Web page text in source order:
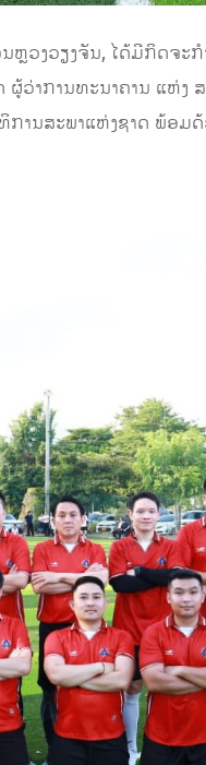
ວງວຽງຈັນ, ໄດ້ມີກິດຈະກ
ວ່າການທະນາຄານ ແຫ່ງ
ການສະພາແຫ່ງຊາດ ພ້ອ